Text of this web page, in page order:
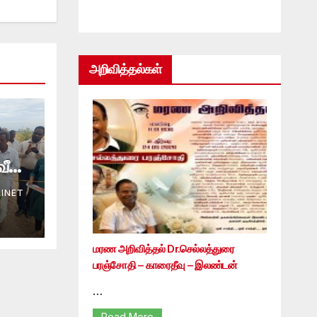
அறிவித்தல்கள்
மரண அறிவித்தல் Dr.செல்லத்துரை
பரஞ்சோதி – காரைதீவு – இலண்டன்
…